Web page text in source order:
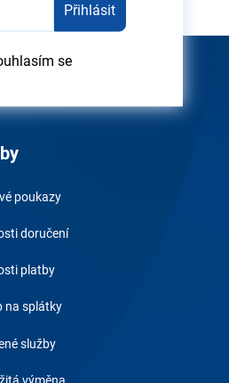
Přihlásit
se
poukazy
doručení
platby
na splátky
služby